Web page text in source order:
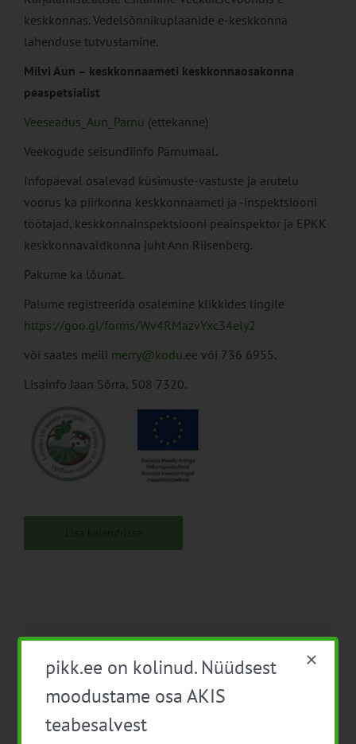
keskkonnas. Vedelsõnnikuplaanide e-keskkonna
lahenduse tutvustamine.
Milvi Aun – keskkonnaameti keskkonnaosakonna
peaspetsialist
Veeseadus_Aun_Parnu (ettekanne)
Veekogude seisundiinfo Pärnumaal.
Infopäeval osalevad küsimuste-vastuste ja arutelu
voorus ka piirkonna keskkonnaameti ja -inspektsiooni
töötajad, keskkonnainspektsiooni peainspektor ja EPKK
keskkonnavaldkonna juht Ann Riisenberg.
Pakume ka lõunat.
Palume registreerida osalemine klikkides lingile
https://goo.gl/forms/Wv4RMazvYxc34ely2
või saates meili merry@kodu.ee või 736 6955.
Lisainfo Jaan Sõrra, 508 7320.
pikk.ee on kolinud. Nüüdsest
moodustame osa AKIS
teabesalvest